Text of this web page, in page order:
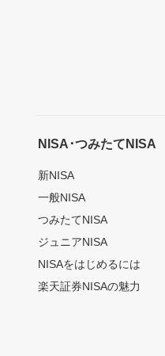
NISA･つみたてNISA
新NISA
一般NISA
つみたてNISA
ジュニアNISA
NISAをはじめるには
楽天証券NISAの魅力